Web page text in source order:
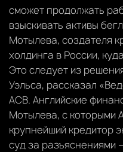
сможет продолжать
взыскивать активы
Мотылева, создателя
холдинга в России,
Это следует из
Уэльса, рассказал
АСВ. Английские
Мотылева, с которыми
крупнейший кредитор
суд за разъяснениями